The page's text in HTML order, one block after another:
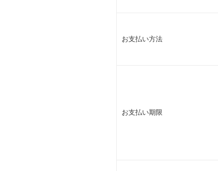
お支払い方法
お支払い期限